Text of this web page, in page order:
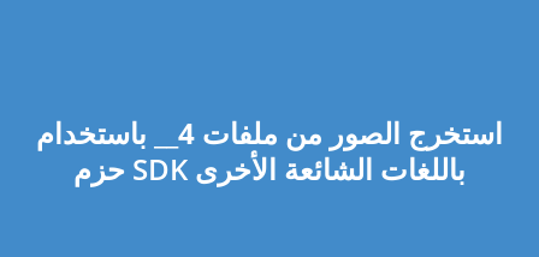
استخرج الصور من ملفات 4 __ باستخدام
حزم SDK باللغات الشائعة الأخرى